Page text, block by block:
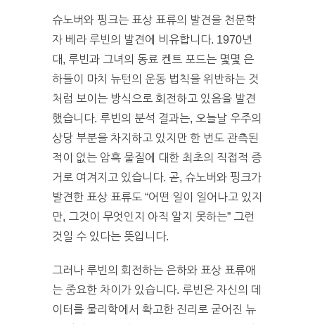
슈노버와 핑크는 표상 표류의 발견을 천문학
자 베라 루빈의 발견에 비유합니다. 1970년
대, 루빈과 그녀의 동료 켄트 포드는 몇몇 은
하들이 마치 뉴턴의 운동 법칙을 위반하는 것
처럼 보이는 방식으로 회전하고 있음을 발견
했습니다. 루빈의 분석 결과는, 오늘날 우주의
상당 부분을 차지하고 있지만 한 번도 관측된
적이 없는 암흑 물질에 대한 최초의 직접적 증
거로 여겨지고 있습니다. 곧, 슈노버와 핑크가
발견한 표상 표류도 “어떤 일이 일어나고 있지
만, 그것이 무엇인지 아직 알지 못하는” 그런
것일 수 있다는 뜻입니다.
그러나 루빈의 회전하는 은하와 표상 표류애
는 중요한 차이가 있습니다. 루빈은 자신의 데
이터를 물리학에서 확고한 진리로 굳어진 뉴